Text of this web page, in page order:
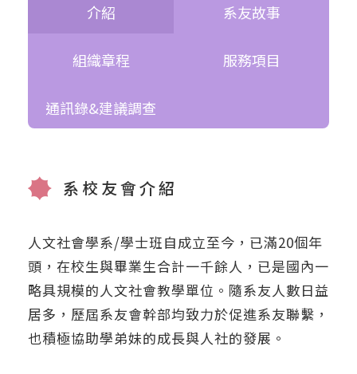
介紹 系友故事
組織章程 服務項目
通訊錄&建議調查
系校友會介紹
人文社會學系/學士班自成立至今，已滿20個年
頭，在校生與畢業生合計一千餘人，已是國內一
略具規模的人文社會教學單位。隨系友人數日益
居多，歷屆系友會幹部均致力於促進系友聯繫，
也積極協助學弟妹的成長與人社的發展。